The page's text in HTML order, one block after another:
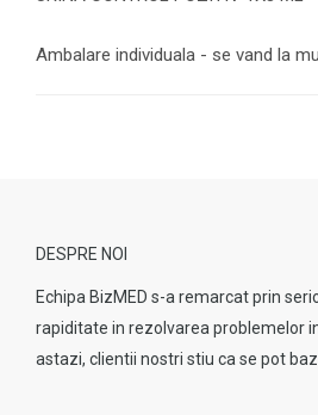
Ambalare individuala - se vand la
DESPRE NOI
Echipa BizMED s-a remarcat prin
rapiditate in rezolvarea problemelor
astazi, clientii nostri stiu ca se pot